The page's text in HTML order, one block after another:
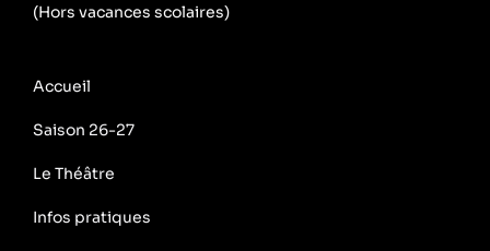
(Hors vacances scolaires)
Accueil
Saison 26-27
Le Théâtre
Infos pratiques